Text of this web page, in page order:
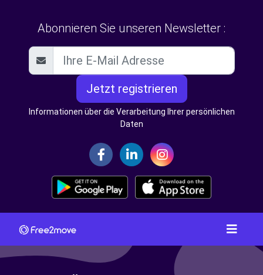
Abonnieren Sie unseren Newsletter :
Jetzt registrieren
Informationen über die Verarbeitung Ihrer persönlichen
Daten